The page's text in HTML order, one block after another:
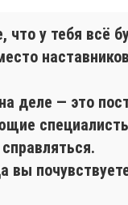
у тебя всё
деле — это
вы